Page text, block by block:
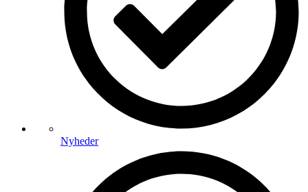
Nyheder